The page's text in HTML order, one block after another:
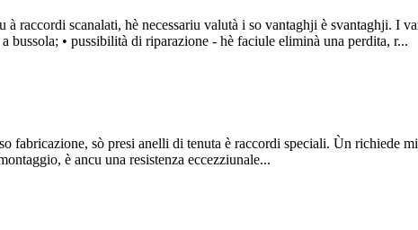
à raccordi scanalati, hè necessariu valutà i so vantaghji è svantaghji. I
bussola; • pussibilità di riparazione - hè faciule eliminà una perdita, r...
fabricazione, sò presi anelli di tenuta è raccordi speciali. Ùn richiede
è ancu una resistenza eccezziunale...